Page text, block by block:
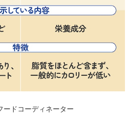
ードコーディネーター